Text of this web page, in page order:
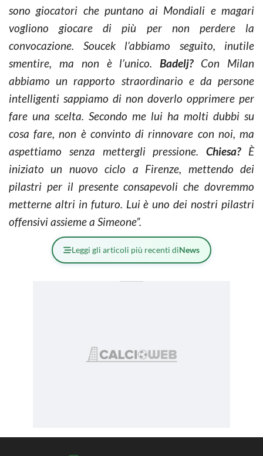
sono giocatori che puntano ai Mondiali e magari
vogliono giocare di più per non perdere la
convocazione. Soucek l’abbiamo seguito, inutile
smentire, ma non è l’unico.Badelj?Con Milan
abbiamo un rapporto straordinario e da persone
intelligenti sappiamo di non doverlo opprimere per
fare una scelta. Secondo me lui ha molti dubbi su
cosa fare, non è convinto di rinnovare con noi, ma
aspettiamo senza mettergli pressione.Chiesa?È
iniziato un nuovo ciclo a Firenze, mettendo dei
pilastri per il presente consapevoli che dovremmo
metterne altri in futuro. Lui è uno dei nostri pilastri
offensivi assieme a Simeone”.
Leggi gli articoli più recenti diNews